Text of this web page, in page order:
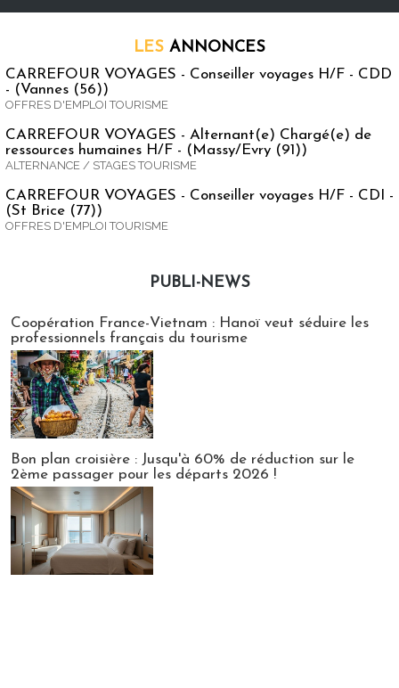
LES ANNONCES
CARREFOUR VOYAGES - Conseiller voyages H/F - CDD
- (Vannes (56))
OFFRES D'EMPLOI TOURISME
CARREFOUR VOYAGES - Alternant(e) Chargé(e) de
ressources humaines H/F - (Massy/Evry (91))
ALTERNANCE / STAGES TOURISME
CARREFOUR VOYAGES - Conseiller voyages H/F - CDI -
(St Brice (77))
OFFRES D'EMPLOI TOURISME
PUBLI-NEWS
Coopération France-Vietnam : Hanoï veut séduire les
professionnels français du tourisme
Bon plan croisière : Jusqu'à 60% de réduction sur le
2ème passager pour les départs 2026 !